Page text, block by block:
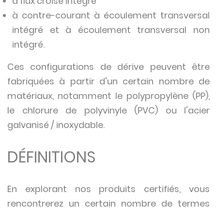
à contre-courant à écoulement transversal
intégré et à écoulement transversal non
intégré.
Ces configurations de dérive peuvent être
fabriquées à partir d'un certain nombre de
matériaux, notamment le polypropylène (PP),
le chlorure de polyvinyle (PVC) ou l'acier
galvanisé / inoxydable.
DÉFINITIONS
En explorant nos produits certifiés, vous
rencontrerez un certain nombre de termes